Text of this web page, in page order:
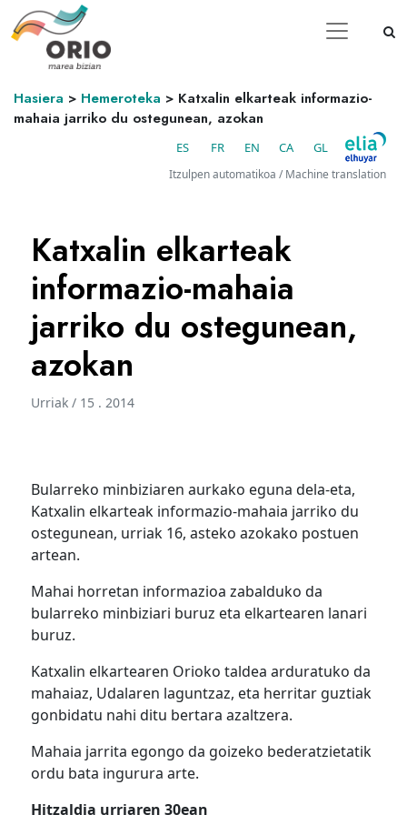
Hasiera > Hemeroteka > Katxalin elkarteak informazio-
mahaia jarriko du ostegunean, azokan
ES FR EN CA GL
Itzulpen automatikoa / Machine translation
Katxalin elkarteak
informazio-mahaia
jarriko du ostegunean,
azokan
Urriak / 15 . 2014
Bularreko minbiziaren aurkako eguna dela-eta,
Katxalin elkarteak informazio-mahaia jarriko du
ostegunean, urriak 16, asteko azokako postuen
artean.
Mahai horretan informazioa zabalduko da
bularreko minbiziari buruz eta elkartearen lanari
buruz.
Katxalin elkartearen Orioko taldea arduratuko da
mahaiaz, Udalaren laguntzaz, eta herritar guztiak
gonbidatu nahi ditu bertara azaltzera.
Mahaia jarrita egongo da goizeko bederatzietatik
ordu bata ingurura arte.
Hitzaldia urriaren 30ean